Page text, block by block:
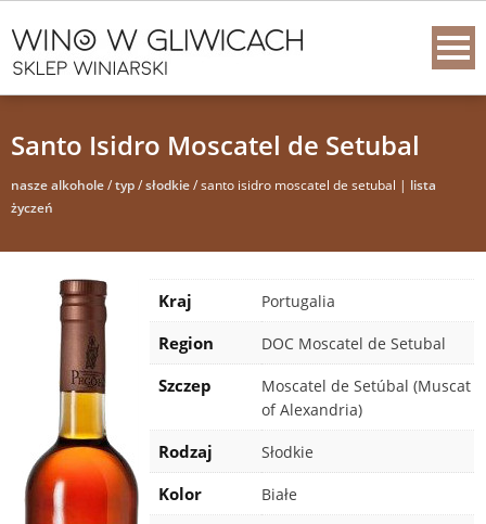
Santo Isidro Moscatel de Setubal
nasze alkohole/typ/słodkie/ santo isidro moscatel de setubal | lista
życzeń
Kraj Portugalia
Region DOC Moscatel de Setubal
Szczep
Moscatel de Setúbal (Muscat
of Alexandria)
Rodzaj Słodkie
Kolor Białe